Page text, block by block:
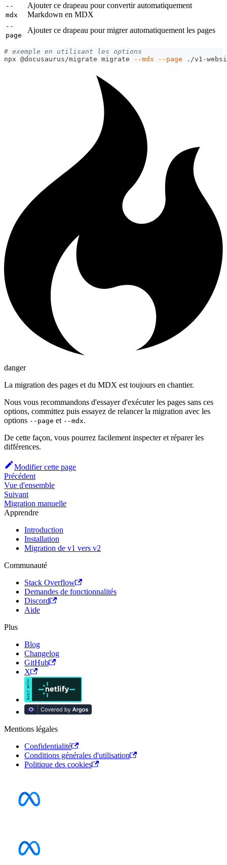
--
mdx
Ajouter ce drapeau pour convertir automatiquement
Markdown en MDX
--
page
Ajouter ce drapeau pour migrer automatiquement les pages
# exemple en utilisant les options
npx @docusaurus/migrate migrate
--mdx --page ./v1-
danger
La migration des pages et du MDX est toujours en chantier.
Nous vous recommandons d'essayer d'exécuter les pages sans ces
options, committez puis essayez de relancer la migration avec les
options --page et --mdx.
De cette façon, vous pourrez facilement inspecter et réparer les
différences.
Modifier cette page
Précédent
Vue d'ensemble
Suivant
Migration manuelle
Apprendre
Introduction
Installation
Migration de v1 vers v2
Communauté
Stack Overflow
Demandes de fonctionnalités
Discord
Aide
Plus
Blog
Changelog
GitHub
X
Mentions légales
Confidentialité
Conditions générales d'utilisation
Politique des cookies